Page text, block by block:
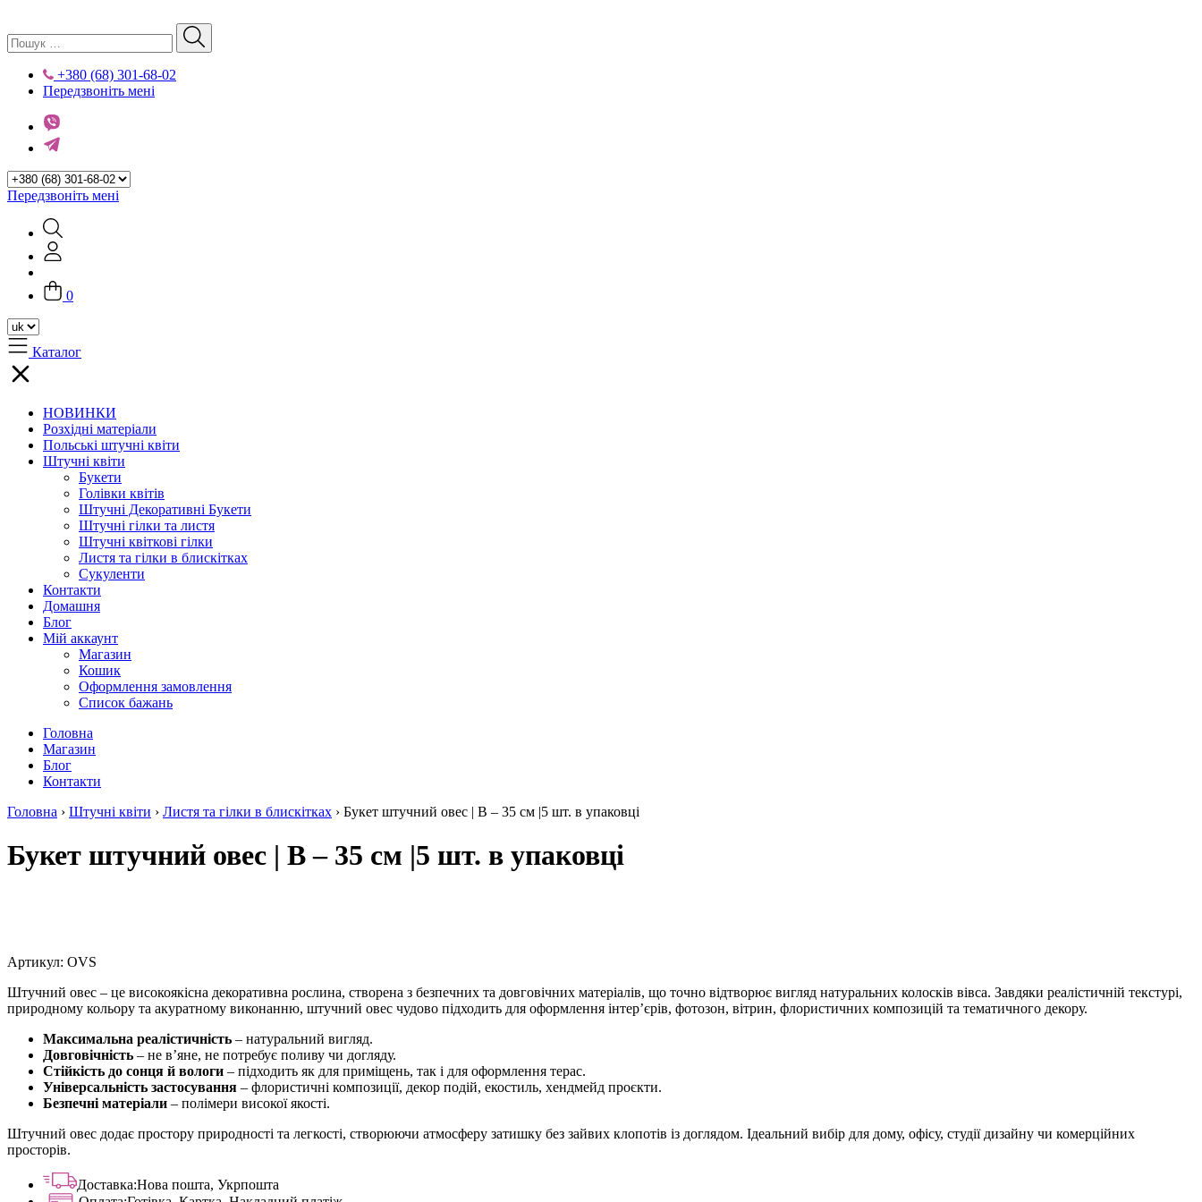
+380 (68) 301-68-02
Передзвоніть мені
Передзвоніть мені
0
Каталог
НОВИНКИ
Розхідні матеріали
Польські штучні квіти
Штучні квіти
Букети
Голівки квітів
Штучні Декоративні Букети
Штучні гілки та листя
Штучні квіткові гілки
Листя та гілки в блискітках
Сукуленти
Контакти
Домашня
Блог
Мій аккаунт
Магазин
Кошик
Оформлення замовлення
Список бажань
Головна
Магазин
Блог
Контакти
Головна › Штучні квіти › Листя та гілки в блискітках › Букет штучний овес | В – 35 см |5 шт. в упаковці
Букет штучний овес | В – 35 см |5 шт. в упаковці
Артикул: OVS
Штучний овес – це високоякісна декоративна рослина, створена з безпечних та довговічних матеріалів, що точно відтворює вигляд натуральних колосків вівса. Завдяки реалістичній текстурі,
природному кольору та акуратному виконанню, штучний овес чудово підходить для оформлення інтер’єрів, фотозон, вітрин, флористичних композицій та тематичного декору.
Максимальна реалістичність – натуральний вигляд.
Довговічність – не в’яне, не потребує поливу чи догляду.
Стійкість до сонця й вологи – підходить як для приміщень, так і для оформлення терас.
Універсальність застосування – флористичні композиції, декор подій, екостиль, хендмейд проєкти.
Безпечні матеріали – полімери високої якості.
Штучний овес додає простору природності та легкості, створюючи атмосферу затишку без зайвих клопотів із доглядом. Ідеальний вибір для дому, офісу, студії дизайну чи комерційних
просторів.
Доставка:Нова пошта, Укрпошта